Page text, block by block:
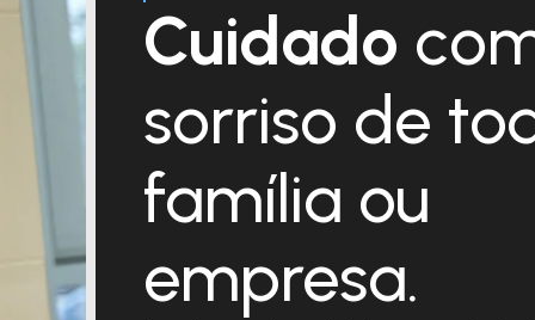
Cuidado
sorriso de
família ou
empresa.